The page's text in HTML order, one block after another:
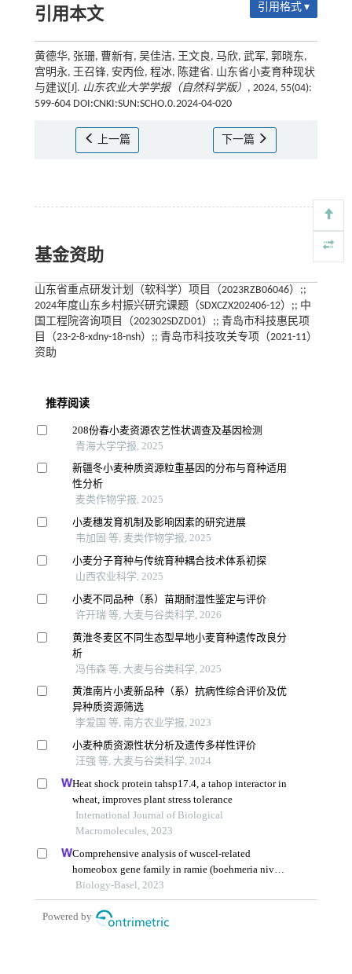
引用本文 引用格式 ▾
黄德华, 张珊, 曹新有, 吴佳洁, 王文良, 马欣, 武军, 郭晓东,
宫明永, 王召锋, 安丙俭, 程冰, 陈建省. 山东省小麦育种现状
与建议[J]. 山东农业大学学报（自然科学版） , 2024, 55(04):
599-604 DOI:CNKI:SUN:SCHO.0.2024-04-020
上一篇 下一篇
基金资助
山东省重点研发计划（软科学）项目（2023RZB06046）;;
2024年度山东乡村振兴研究课题（SDXCZX202406-12）;; 中
国工程院咨询项目（202302SDZD01）;; 青岛市科技惠民项
目（23-2-8-xdny-18-nsh）;; 青岛市科技攻关专项（2021-11）
资助